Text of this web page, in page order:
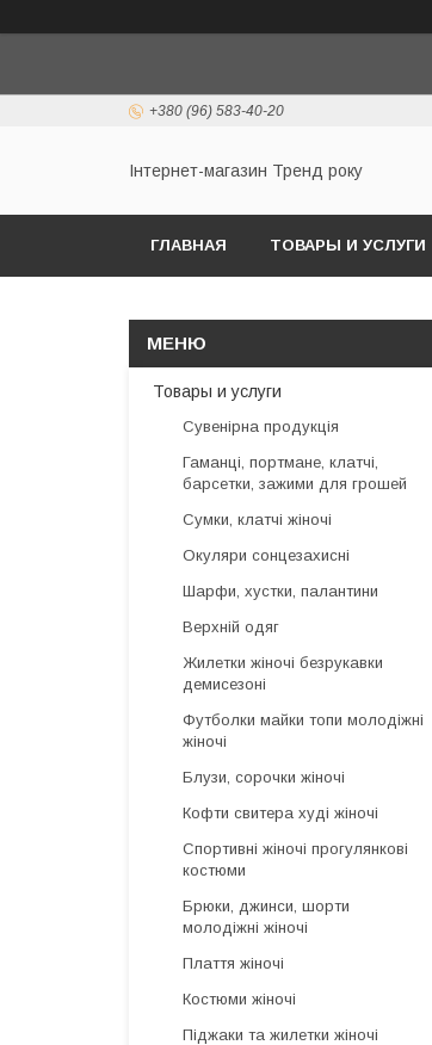
+380 (96) 583-40-20
Інтернет-магазин Тренд року
ГЛАВНАЯ ТОВАРЫ И УСЛУГИ
Товары и услуги
Сувенірна продукція
Гаманці, портмане, клатчі,
барсетки, зажими для грошей
Сумки, клатчі жіночі
Окуляри сонцезахисні
Шарфи, хустки, палантини
Верхній одяг
Жилетки жіночі безрукавки
демисезоні
Футболки майки топи молодіжні
жіночі
Блузи, сорочки жіночі
Кофти свитера худі жіночі
Спортивні жіночі прогулянкові
костюми
Брюки, джинси, шорти
молодіжні жіночі
Плаття жіночі
Костюми жіночі
Піджаки та жилетки жіночі